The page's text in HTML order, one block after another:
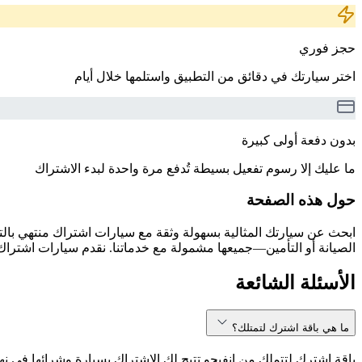
حجز فوري
اختر سيارتك في دقائق من التطبيق واستلمها خلال أيام
بدون دفعة أولى كبيرة
ما عليك إلا رسوم تفعيل بسيطة تُدفع مرة واحدة لبدء الاشتراك
حول هذه الصفحة
الصيانة أو التأمين—جميعها مشمولة مع خدماتنا. نقدم سيارات
الأسئلة الشائعة
ما هي باقة اشترك لتمتلك؟